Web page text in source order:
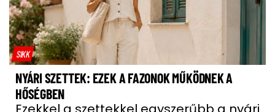
SIKK
NYÁRI SZETTEK: EZEK A FAZONOK MŰKÖDNEK A
HŐSÉGBEN